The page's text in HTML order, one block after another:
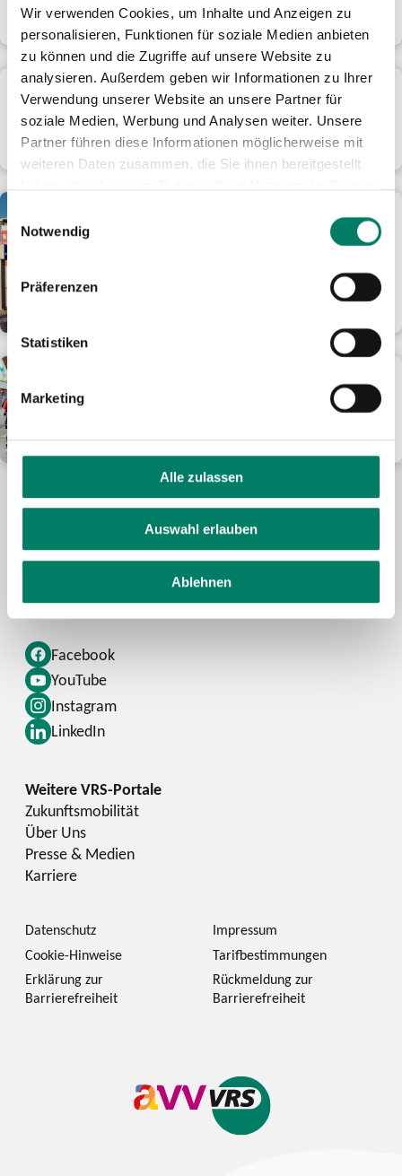
Wir verwenden Cookies, um Inhalte und Anzeigen zu
personalisieren, Funktionen für soziale Medien anbieten
zu können und die Zugriffe auf unsere Website zu
analysieren. Außerdem geben wir Informationen zu Ihrer
Verwendung unserer Website an unsere Partner für
soziale Medien, Werbung und Analysen weiter. Unsere
Partner führen diese Informationen möglicherweise mit
weiteren Daten zusammen, die Sie ihnen bereitgestellt
Einwilligungsauswahl
Notwendig
Präferenzen
Statistiken
Marketing
Alle zulassen
Auswahl erlauben
Ablehnen
In diesen Städten und Gemeinden gelten Deine Tickets
Tarifbestimmungen Rheinlandtarif
Das Regelwerk des neuen Rheinlandtarifs, dem
Gemeinschaftstarif von AVV und VRS.
Unsere Mobilitätsgarantie bringt
Ausfällen weiter. Hier erfährst Du
Unser Ticketsortiment
Alle Tickets im Überblick – finde
Facebook
YouTube
Instagram
LinkedIn
FAQ
Zukunftsmobilität
Über Uns
Presse & Medien
Karriere
Datenschutz
Impressum
Cookie-Hinweise
Tarifbestimmungen
Erklärung zur
Barrierefreiheit
Rückmeldung zur
Barrierefreiheit